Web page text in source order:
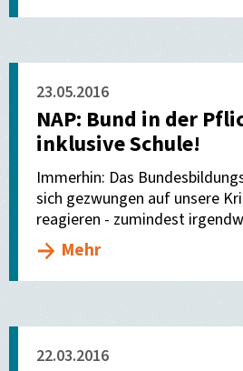
23.05.2016
NAP: Bund in der
inklusive Schule!
Immerhin: Das
sich gezwungen auf unsere
reagieren - zumindest
Mehr
22.03.2016